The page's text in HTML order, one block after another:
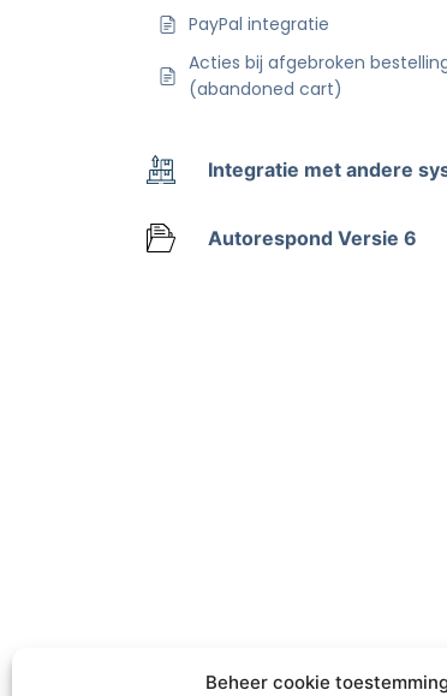
Beheer cookie
PayPal integratie
Acties bij afgebroken
(abandoned cart)
Integratie met andere
Autorespond Versie 6